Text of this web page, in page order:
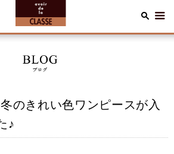
のきれい色ワンピースが入
♪